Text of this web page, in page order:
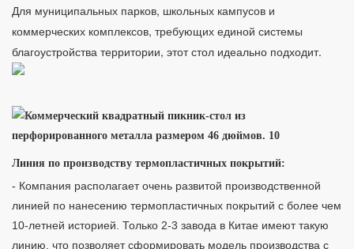
Для муниципальных парков, школьных кампусов и
коммерческих комплексов, требующих единой системы
благоустройства территории, этот стол идеально подходит.
Линия по производству термопластичных покрытий:
- Компания располагает очень развитой производственной
линией по нанесению термопластичных покрытий с более чем
10-летней историей. Только 2-3 завода в Китае имеют такую ​​
линию, что позволяет сформировать модель производства с